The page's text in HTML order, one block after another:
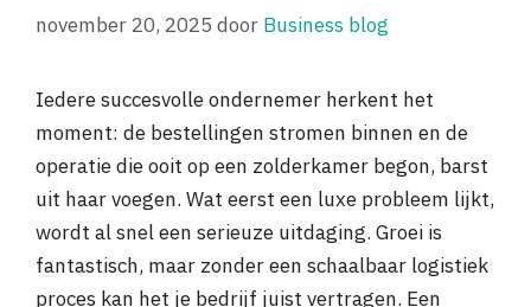
november 20, 2025 door Business blog
Iedere succesvolle ondernemer herkent het
moment: de bestellingen stromen binnen en de
operatie die ooit op een zolderkamer begon, barst
uit haar voegen. Wat eerst een luxe probleem lijkt,
wordt al snel een serieuze uitdaging. Groei is
fantastisch, maar zonder een schaalbaar logistiek
proces kan het je bedrijf juist vertragen. Een